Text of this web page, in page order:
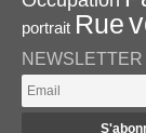
portrait Rue
NEWSLETTER